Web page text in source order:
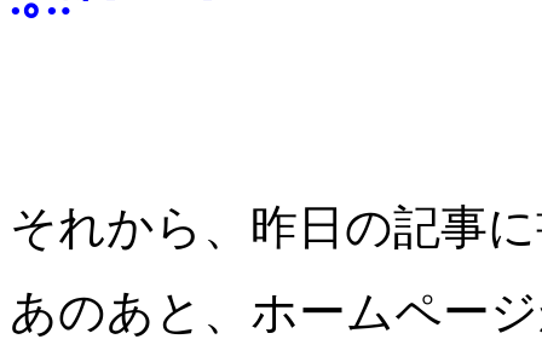
それから、昨日の記事
あのあと、ホームペー